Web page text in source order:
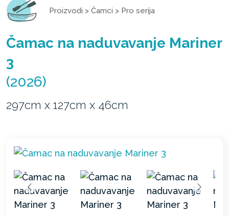
Proizvodi > Čamci > Pro serija
Čamac na naduvavanje Mariner
3
(2026)
297cm x 127cm x 46cm